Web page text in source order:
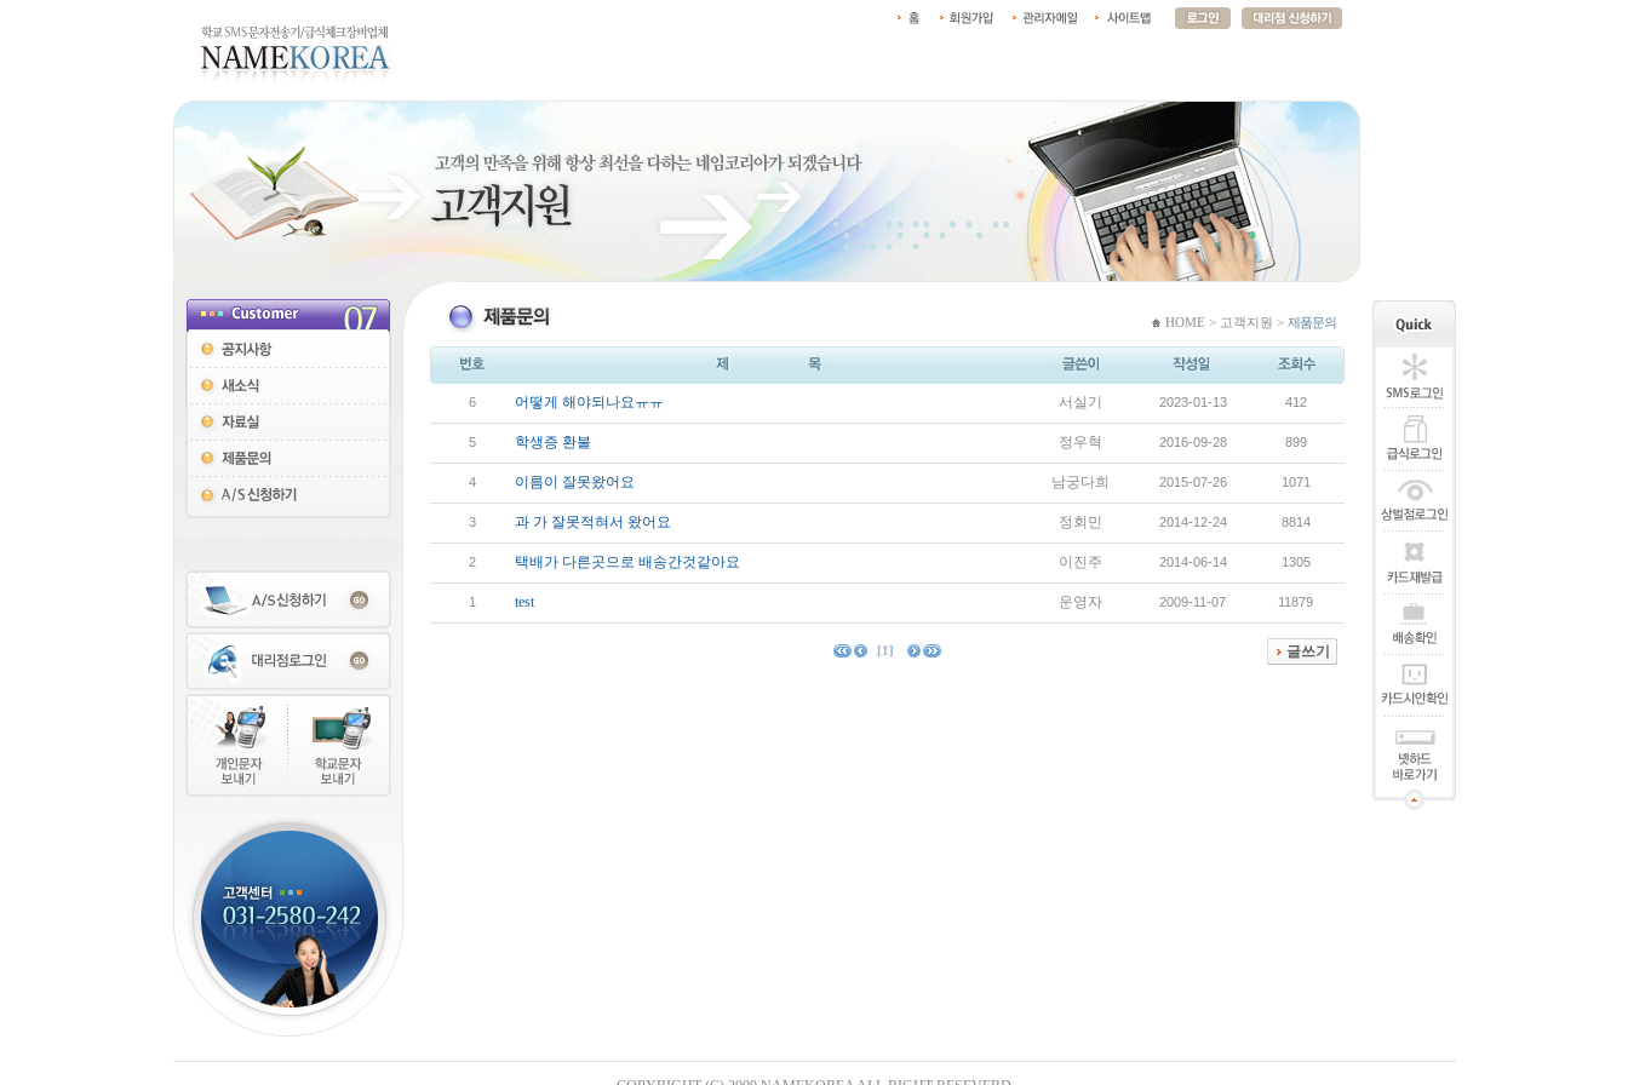
HOME > 고객지원 > 제품문의
6 어떻게 해야되나요ㅠㅠ 서실기 2023-01-13 412
5 학생증 환불 정우혁 2016-09-28 899
4 이름이 잘못왔어요 남궁다희 2015-07-26 1071
3 과 가 잘못적혀서 왔어요 정회민 2014-12-24 8814
2 택배가 다른곳으로 배송간것같아요 이진주 2014-06-14 1305
1 test 운영자 2009-11-07 11879
[1] 글쓰기